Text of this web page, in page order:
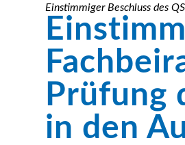
Einstimmiger Beschluss des
Prüfung
in den